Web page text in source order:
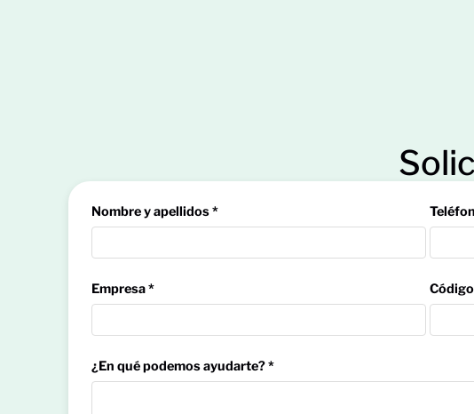
Nombre y apellidos *
Empresa *
¿En qué podemos ayudarte? *